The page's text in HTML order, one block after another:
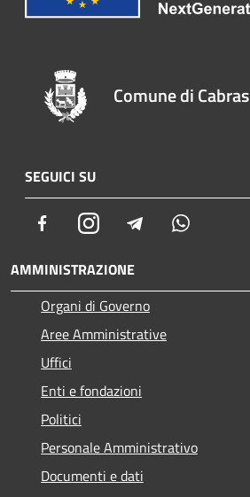
Comune di Cabras
SEGUICI SU
FacebookInstagram Telegram
AMMINISTRAZIONE
Organi di Governo
Aree Amministrative
Uffici
Enti e fondazioni
Politici
Personale Amministrativo
Documenti e dati